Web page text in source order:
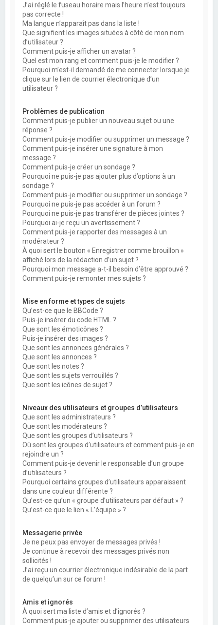
J’ai réglé le fuseau horaire mais l’heure n’est toujours
pas correcte !
Ma langue n’apparaît pas dans la liste !
Que signifient les images situées à côté de mon nom
d’utilisateur ?
Comment puis-je afficher un avatar ?
Quel est mon rang et comment puis-je le modifier ?
Pourquoi m’est-il demandé de me connecter lorsque je
clique sur le lien de courrier électronique d’un
utilisateur ?
Problèmes de publication
Comment puis-je publier un nouveau sujet ou une
réponse ?
Comment puis-je modifier ou supprimer un message ?
Comment puis-je insérer une signature à mon
message ?
Comment puis-je créer un sondage ?
Pourquoi ne puis-je pas ajouter plus d’options à un
sondage ?
Comment puis-je modifier ou supprimer un sondage ?
Pourquoi ne puis-je pas accéder à un forum ?
Pourquoi ne puis-je pas transférer de pièces jointes ?
Pourquoi ai-je reçu un avertissement ?
Comment puis-je rapporter des messages à un
modérateur ?
À quoi sert le bouton « Enregistrer comme brouillon »
affiché lors de la rédaction d’un sujet ?
Pourquoi mon message a-t-il besoin d’être approuvé ?
Comment puis-je remonter mes sujets ?
Mise en forme et types de sujets
Qu’est-ce que le BBCode ?
Puis-je insérer du code HTML ?
Que sont les émoticônes ?
Puis-je insérer des images ?
Que sont les annonces générales ?
Que sont les annonces ?
Que sont les notes ?
Que sont les sujets verrouillés ?
Que sont les icônes de sujet ?
Niveaux des utilisateurs et groupes d’utilisateurs
Que sont les administrateurs ?
Que sont les modérateurs ?
Que sont les groupes d’utilisateurs ?
Où sont les groupes d’utilisateurs et comment puis-je en
rejoindre un ?
Comment puis-je devenir le responsable d’un groupe
d’utilisateurs ?
Pourquoi certains groupes d’utilisateurs apparaissent
dans une couleur différente ?
Qu’est-ce qu’un « groupe d’utilisateurs par défaut » ?
Qu’est-ce que le lien « L’équipe » ?
Messagerie privée
Je ne peux pas envoyer de messages privés !
Je continue à recevoir des messages privés non
sollicités !
J’ai reçu un courrier électronique indésirable de la part
de quelqu’un sur ce forum !
Amis et ignorés
À quoi sert ma liste d’amis et d’ignorés ?
Comment puis-je ajouter ou supprimer des utilisateurs